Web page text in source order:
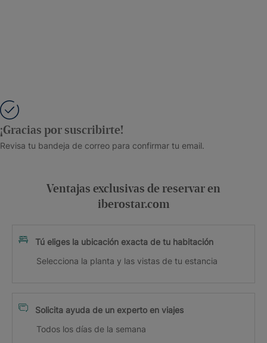
¡Gracias por suscribirte!
Revisa tu bandeja de correo para confirmar tu email.
Ventajas exclusivas de reservar en
iberostar.com
Tú eliges la ubicación exacta de tu habitación
Selecciona la planta y las vistas de tu estancia
Solicita ayuda de un experto en viajes
Todos los días de la semana